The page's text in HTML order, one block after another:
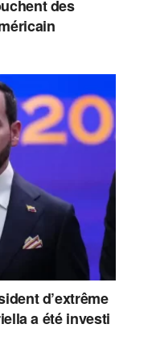
des
d’extrême
a été investi